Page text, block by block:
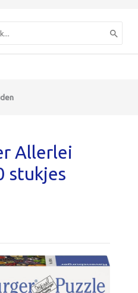
Allerlei
stukjes